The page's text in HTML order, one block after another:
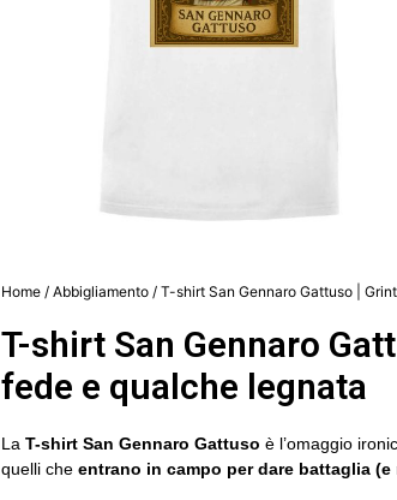
Home / Abbigliamento / T-shirt San Gennaro Gattuso |
T-shirt San Gennaro
fede e qualche legnata
La T-shirt San Gennaro Gattuso è l’omaggio
quelli che entrano in campo per dare battaglia